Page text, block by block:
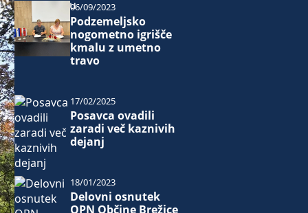
Podzemeljsko
nogometno igrišče
kmalu z umetno
travo
06/09/2023
Posavca ovadili
zaradi več kaznivih
dejanj
17/02/2025
Delovni osnutek
OPN Občine Brežice
18/01/2023